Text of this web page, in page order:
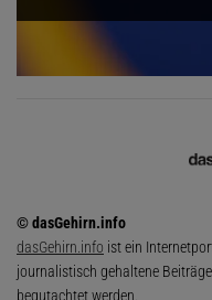
© dasGehirn.info
dasGehirn.info ist ein
journalistisch gehaltene
begutachtet werden.